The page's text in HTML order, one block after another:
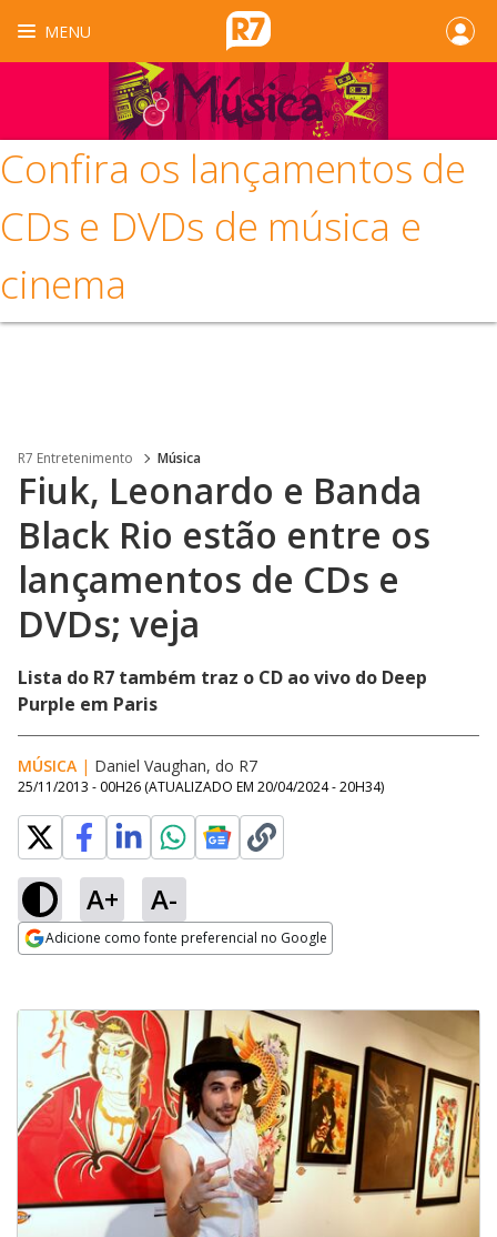
MENU
Confira os lançamentos de
CDs e DVDs de música e
cinema
R7 Entretenimento Música
Fiuk, Leonardo e Banda
Black Rio estão entre os
lançamentos de CDs e
DVDs; veja
Lista do R7 também traz o CD ao vivo do Deep
Purple em Paris
MÚSICA | Daniel Vaughan, do R7
25/11/2013 - 00H26 (ATUALIZADO EM 20/04/2024 - 20H34)
A+ A-
Adicione como fonte preferencial no Google